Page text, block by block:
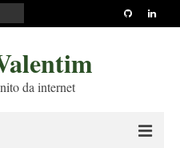
da internet